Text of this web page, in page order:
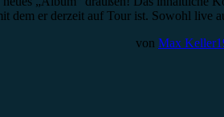
dem er derzeit auf Tour ist. Sowohl live
von Max Keller